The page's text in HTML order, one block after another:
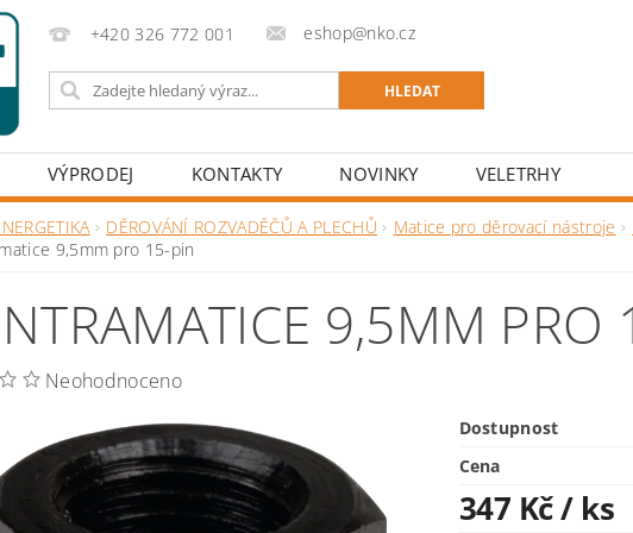
+420 326 772 001 eshop@nko.cz
VÝPRODEJ KONTAKTY NOVINKY VELETRHY
DĚROVÁNÍ ROZVADĚČŮ A PLECHŮ Matice pro děrovací nástroje
9,5mm pro 15-pin
9,5MM PRO
Neohodnoceno
Dostupnost
Cena
347 Kč/ ks